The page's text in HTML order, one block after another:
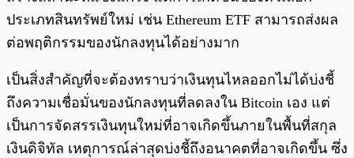
ประเภทสินทรัพย์ใหม่ เช่น Ethereum ETF สามารถส่งผล
ต่อพฤติกรรมของนักลงทุนได้อย่างมาก
เป็นสิ่งสำคัญที่จะต้องทราบว่าเงินทุนไหลออกไม่ได้บ่งชี้
ถึงความเชื่อมั่นของนักลงทุนที่ลดลงใน Bitcoin เอง แต่
เป็นการจัดสรรเงินทุนใหม่ที่อาจเกิดขึ้นภายในพื้นที่สกุล
เงินดิจิทัล เหตุการณ์ล่าสุดบ่งชี้ถึงอนาคตที่อาจเกิดขึ้น ซึ่ง